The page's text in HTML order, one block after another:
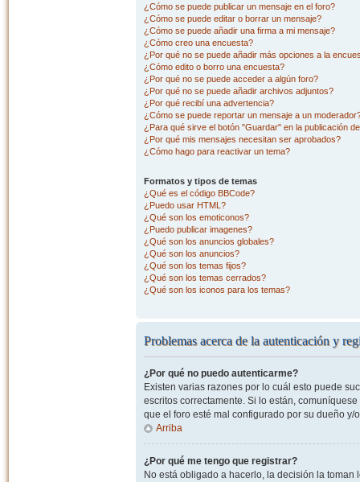
¿Cómo se puede publicar un mensaje en el foro?
¿Cómo se puede editar o borrar un mensaje?
¿Cómo se puede añadir una firma a mi mensaje?
¿Cómo creo una encuesta?
¿Por qué no se puede añadir más opciones a la
¿Cómo edito o borro una encuesta?
¿Por qué no se puede acceder a algún foro?
¿Por qué no se puede añadir archivos adjuntos?
¿Por qué recibí una advertencia?
¿Cómo se puede reportar un mensaje a un
¿Para qué sirve el botón "Guardar" en la publicación
¿Por qué mis mensajes necesitan ser aprobados?
¿Cómo hago para reactivar un tema?
Formatos y tipos de temas
¿Qué es el código BBCode?
¿Puedo usar HTML?
¿Qué son los emoticonos?
¿Puedo publicar imagenes?
¿Qué son los anuncios globales?
¿Qué son los anuncios?
¿Qué son los temas fijos?
¿Qué son los temas cerrados?
¿Qué son los iconos para los temas?
Problemas acerca de la autenticación y
¿Por qué no puedo autenticarme?
Existen varias razones por lo cuál esto puede
escritos correctamente. Si lo están,
que el foro esté mal configurado por su dueño
Arriba
¿Por qué me tengo que registrar?
No está obligado a hacerlo, la decisión la